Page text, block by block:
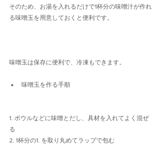
そのため、お湯を入れるだけで1杯分の味噌汁が作れ
る味噌玉を用意しておくと便利です。
味噌玉は保存に便利で、冷凍もできます。
味噌玉を作る手順
1. ボウルなどに味噌とだし、具材を入れてよく混ぜ
る
2. 1杯分の1. を取り丸めてラップで包む